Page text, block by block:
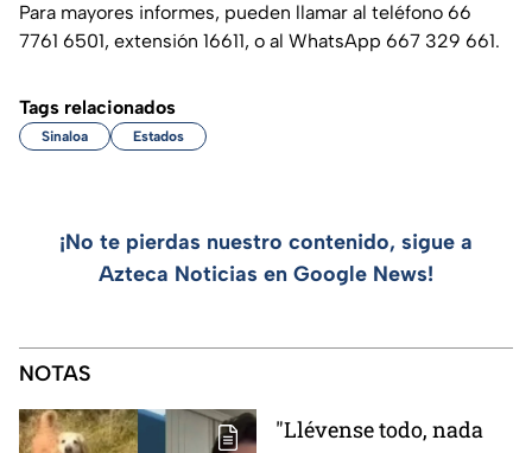
Para mayores informes, pueden llamar al teléfono 66
7761 6501, extensión 16611, o al WhatsApp 667 329 661.
Tags relacionados
Sinaloa Estados
¡No te pierdas nuestro contenido, sigue a
Azteca Noticias en Google News!
NOTAS
"Llévense todo, nada